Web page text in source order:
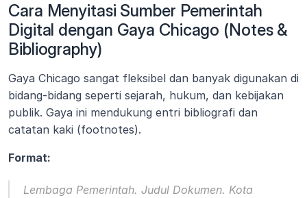
Cara Menyitasi Sumber Pemerintah
Digital dengan Gaya Chicago (Notes &
Bibliography)
Gaya Chicago sangat fleksibel dan banyak digunakan di
bidang-bidang seperti sejarah, hukum, dan kebijakan
publik. Gaya ini mendukung entri bibliografi dan
catatan kaki (footnotes).
Format:
Lembaga Pemerintah. Judul Dokumen. Kota